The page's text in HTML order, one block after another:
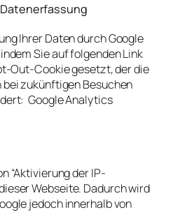
Ihrer Daten durch Google
Sie auf folgenden Link
Out-Cookie gesetzt, der die
bei zukünftigen Besuchen
Google Analytics
“Aktivierung der IP-
Webseite. Dadurch wird
jedoch innerhalb von